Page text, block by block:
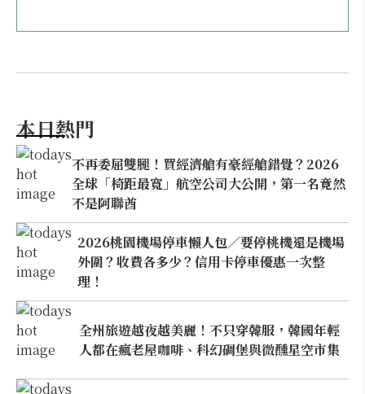
本日熱門
不再委屈雙腿！買經濟艙有豪經艙錯覺？2026
全球「椅距最寬」航空公司大公開，第一名竟然
不是阿聯酋
2026桃園機場停車懶人包／要停桃機還是機場
外圍？收費各多少？信用卡停車優惠一次整
理！
全州旅遊越夜越美麗！不只穿韓服，韓國年輕
人都在瘋老屋咖啡、科幻碉堡與微醺星空市集